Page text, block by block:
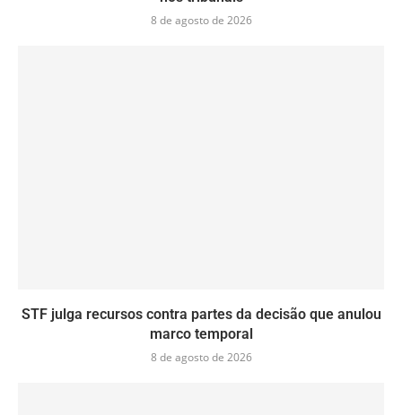
8 de agosto de 2026
STF julga recursos contra partes da decisão que anulou
marco temporal
8 de agosto de 2026